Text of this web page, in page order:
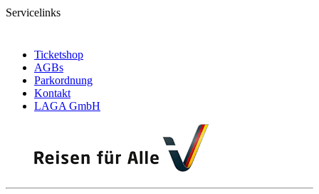
Servicelinks
Ticketshop
AGBs
Parkordnung
Kontakt
LAGA GmbH